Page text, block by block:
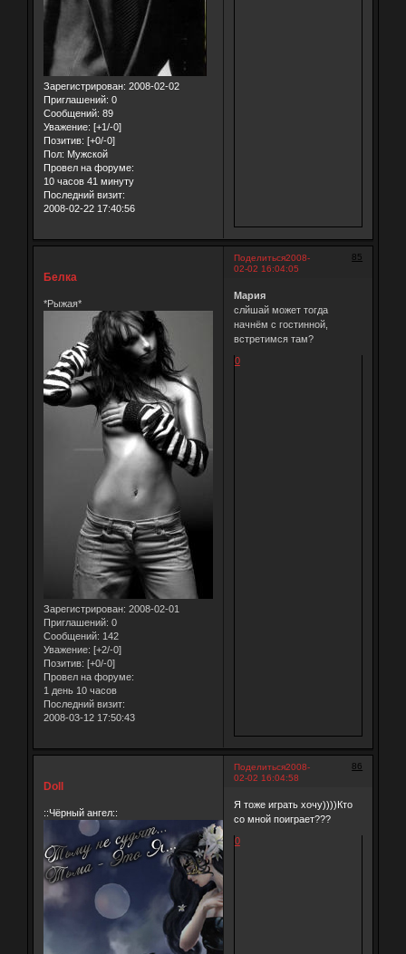
Зарегистрирован: 2008-02-02
Приглашений: 0
Сообщений: 89
Уважение: [+1/-0]
Позитив: [+0/-0]
Пол: Мужской
Провел на форуме:
10 часов 41 минуту
Последний визит:
2008-02-22 17:40:56
Поделиться 85
2008-
02-02 16:04:05
Белка
*Рыжая*
Зарегистрирован: 2008-02-01
Приглашений: 0
Сообщений: 142
Уважение: [+2/-0]
Позитив: [+0/-0]
Провел на форуме:
1 день 10 часов
Последний визит:
2008-03-12 17:50:43
Мария
слйшай может тогда
начнём с гостинной,
встретимся там?
0
Поделиться 86
2008-
02-02 16:04:58
Doll
::Чёрный ангел::
Я тоже играть хочу))))Кто
со мной поиграет???
0